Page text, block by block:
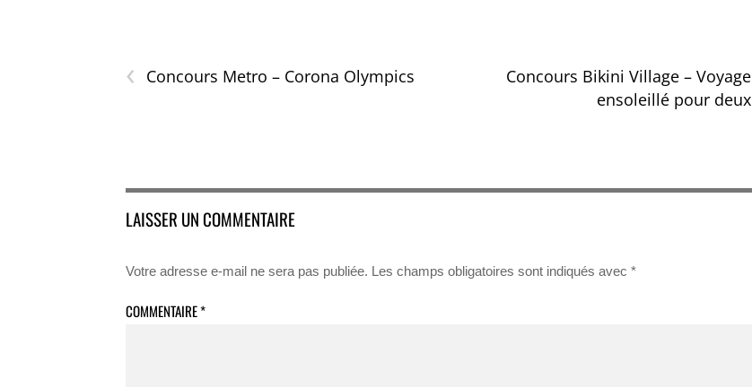
‹ Concours Metro – Corona Olympics
Concours Bikini Village – Voyage
ensoleillé pour deux
LAISSER UN COMMENTAIRE
Votre adresse e-mail ne sera pas publiée. Les champs obligatoires sont indiqués avec *
COMMENTAIRE*